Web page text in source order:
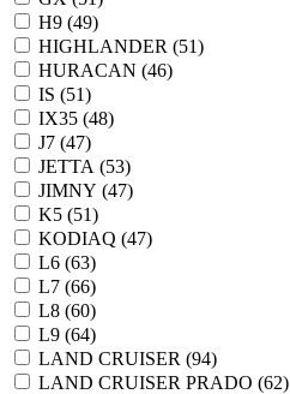
H9 (49)
HIGHLANDER (51)
HURACAN (46)
IS (51)
IX35 (48)
J7 (47)
JETTA (53)
JIMNY (47)
K5 (51)
KODIAQ (47)
L6 (63)
L7 (66)
L8 (60)
L9 (64)
LAND CRUISER (94)
LAND CRUISER PRADO (62)